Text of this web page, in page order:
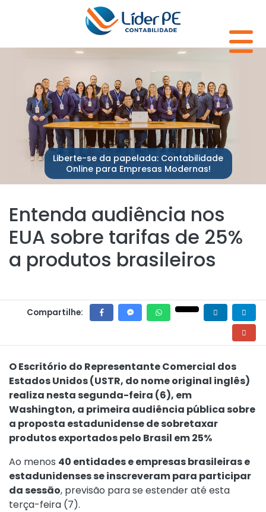
Liberte-se da papelada: Contabilidade
Online para Empresas Modernas!
Entenda audiência nos
EUA sobre tarifas de 25%
a produtos brasileiros
Compartilhe:
O Escritório do Representante Comercial dos
Estados Unidos (USTR, do nome original inglês)
realiza nesta segunda-feira (6), em
Washington, a primeira audiência pública sobre
a proposta estadunidense de sobretaxar
produtos exportados pelo Brasil em 25%
Ao menos 40 entidades e empresas brasileiras e
estadunidenses se inscreveram para participar
da sessão, previsão para se estender até esta
terça-feira (7).